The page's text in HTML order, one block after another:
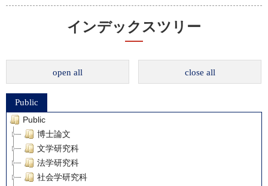
インデックスツリー
open all close all
Public
Public
博士論文
文学研究科
法学研究科
社会学研究科